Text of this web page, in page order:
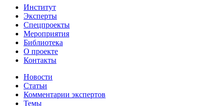
Институт
Эксперты
Спецпроекты
Мероприятия
Библиотека
О проекте
Контакты
Новости
Статьи
Комментарии экспертов
Темы